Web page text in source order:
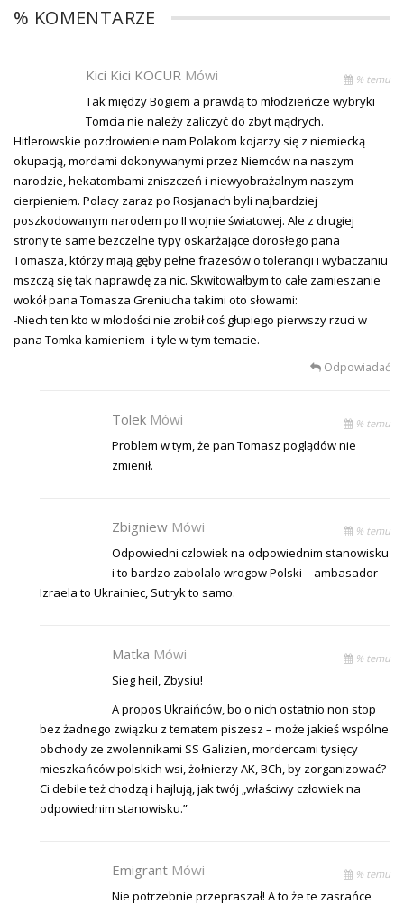
% KOMENTARZE
Kici Kici KOCUR Mówi % temu
Tak między Bogiem a prawdą to młodzieńcze wybryki
Tomcia nie należy zaliczyć do zbyt mądrych.
Hitlerowskie pozdrowienie nam Polakom kojarzy się z niemiecką
okupacją, mordami dokonywanymi przez Niemców na naszym
narodzie, hekatombami zniszczeń i niewyobrażalnym naszym
cierpieniem. Polacy zaraz po Rosjanach byli najbardziej
poszkodowanym narodem po II wojnie światowej. Ale z drugiej
strony te same bezczelne typy oskarżające dorosłego pana
Tomasza, którzy mają gęby pełne frazesów o tolerancji i wybaczaniu
mszczą się tak naprawdę za nic. Skwitowałbym to całe zamieszanie
wokół pana Tomasza Greniucha takimi oto słowami:
-Niech ten kto w młodości nie zrobił coś głupiego pierwszy rzuci w
pana Tomka kamieniem- i tyle w tym temacie.
Odpowiadać
Tolek Mówi % temu
Problem w tym, że pan Tomasz poglądów nie
zmienił.
Zbigniew Mówi % temu
Odpowiedni czlowiek na odpowiednim stanowisku
i to bardzo zabolalo wrogow Polski – ambasador
Izraela to Ukrainiec, Sutryk to samo.
Matka Mówi % temu
Sieg heil, Zbysiu!
A propos Ukraińców, bo o nich ostatnio non stop
bez żadnego związku z tematem piszesz – może jakieś wspólne
obchody ze zwolennikami SS Galizien, mordercami tysięcy
mieszkańców polskich wsi, żołnierzy AK, BCh, by zorganizować?
Ci debile też chodzą i hajlują, jak twój „właściwy człowiek na
odpowiednim stanowisku.”
Emigrant Mówi % temu
Nie potrzebnie przepraszał! A to że te zasrańce